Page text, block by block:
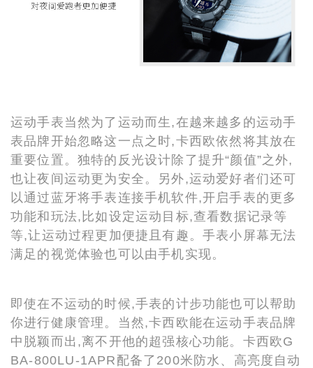
运动手表当然为了运动而生,在越来越多的运动手
表品牌开始忽略这一点之时,卡西欧依然将其放在
重要位置。独特的反光设计除了提升“颜值”之外,
也让夜间运动更为安全。另外,运动爱好者们还可
以通过蓝牙将手表连接手机软件,开启手表的更多
功能和玩法,比如设定运动目标,查看数据记录等
等,让运动过程更加便捷且有趣。手表小屏幕无法
满足的视觉体验也可以由手机实现。
即使在不运动的时候,手表的计步功能也可以帮助
你进行健康管理。当然,卡西欧能在运动手表品牌
中脱颖而出,离不开他的超强核心功能。卡西欧G
BA-800LU-1APR配备了200米防水、高亮度自动